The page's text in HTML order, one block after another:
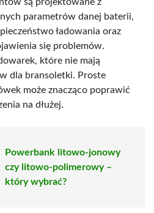
parametrów danej baterii,
ładowania oraz
się problemów.
które nie mają
dla bransoletki. Proste
może znacząco poprawić
na dłużej.
Powerbank litowo-jonowy
czy litowo-polimerowy –
który wybrać?